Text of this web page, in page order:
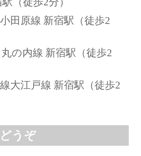
田原線 新宿駅（徒歩2
の内線 新宿駅（徒歩2
大江戸線 新宿駅（徒歩2
うぞ